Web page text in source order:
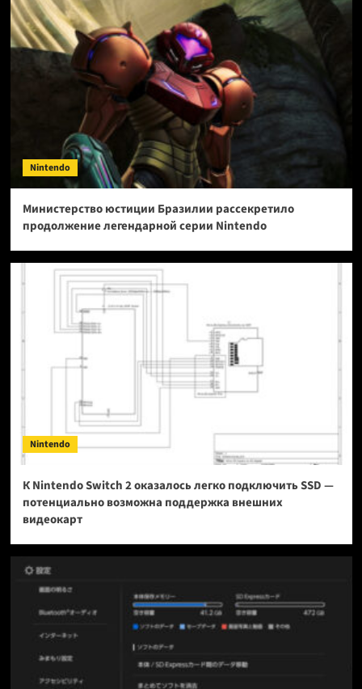
Nintendo
Министерство юстиции Бразилии рассекретило
продолжение легендарной серии Nintendo
Nintendo
К Nintendo Switch 2 оказалось легко подключить SSD —
потенциально возможна поддержка внешних
видеокарт